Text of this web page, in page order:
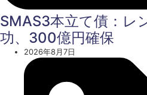
SMAS3本立て債：レ
功、300億円確保
2026年8月7日